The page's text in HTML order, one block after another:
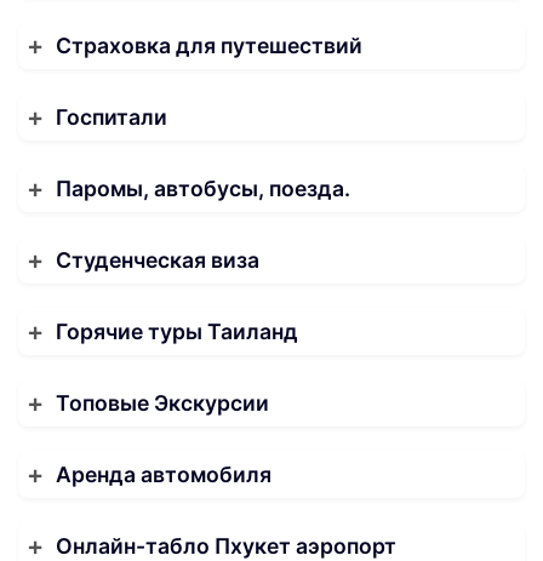
Страховка для путешествий
Госпитали
Паромы, автобусы, поезда.
Студенческая виза
Горячие туры Таиланд
Топовые Экскурсии
Аренда автомобиля
Онлайн-табло Пхукет аэропорт